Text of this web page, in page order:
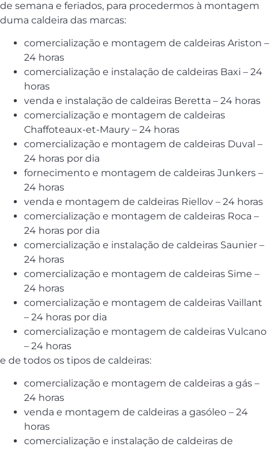
de semana e feriados, para procedermos à montagem
duma caldeira das marcas:
comercialização e montagem de caldeiras Ariston –
24 horas
comercialização e instalação de caldeiras Baxi – 24
horas
venda e instalação de caldeiras Beretta – 24 horas
comercialização e montagem de caldeiras
Chaffoteaux-et-Maury – 24 horas
comercialização e montagem de caldeiras Duval –
24 horas por dia
fornecimento e montagem de caldeiras Junkers –
24 horas
venda e montagem de caldeiras Riellov – 24 horas
comercialização e montagem de caldeiras Roca –
24 horas por dia
comercialização e instalação de caldeiras Saunier –
24 horas
comercialização e montagem de caldeiras Sime –
24 horas
comercialização e montagem de caldeiras Vaillant
– 24 horas por dia
comercialização e montagem de caldeiras Vulcano
– 24 horas
e de todos os tipos de caldeiras:
comercialização e montagem de caldeiras a gás –
24 horas
venda e montagem de caldeiras a gasóleo – 24
horas
comercialização e instalação de caldeiras de